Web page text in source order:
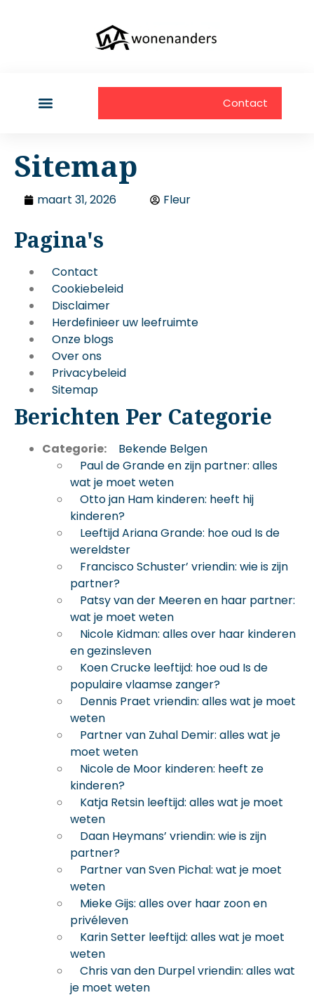
Contact
Sitemap
maart 31, 2026 Fleur
Pagina's
Contact
Cookiebeleid
Disclaimer
Herdefinieer uw leefruimte
Onze blogs
Over ons
Privacybeleid
Sitemap
Berichten Per Categorie
Categorie:
Bekende Belgen
Paul de Grande en zijn partner: alles
wat je moet weten
Otto jan Ham kinderen: heeft hij
kinderen?
Leeftijd Ariana Grande: hoe oud Is de
wereldster
Francisco Schuster’ vriendin: wie is zijn
partner?
Patsy van der Meeren en haar partner:
wat je moet weten
Nicole Kidman: alles over haar kinderen
en gezinsleven
Koen Crucke leeftijd: hoe oud Is de
populaire vlaamse zanger?
Dennis Praet vriendin: alles wat je moet
weten
Partner van Zuhal Demir: alles wat je
moet weten
Nicole de Moor kinderen: heeft ze
kinderen?
Katja Retsin leeftijd: alles wat je moet
weten
Daan Heymans’ vriendin: wie is zijn
partner?
Partner van Sven Pichal: wat je moet
weten
Mieke Gijs: alles over haar zoon en
privéleven
Karin Setter leeftijd: alles wat je moet
weten
Chris van den Durpel vriendin: alles wat
je moet weten